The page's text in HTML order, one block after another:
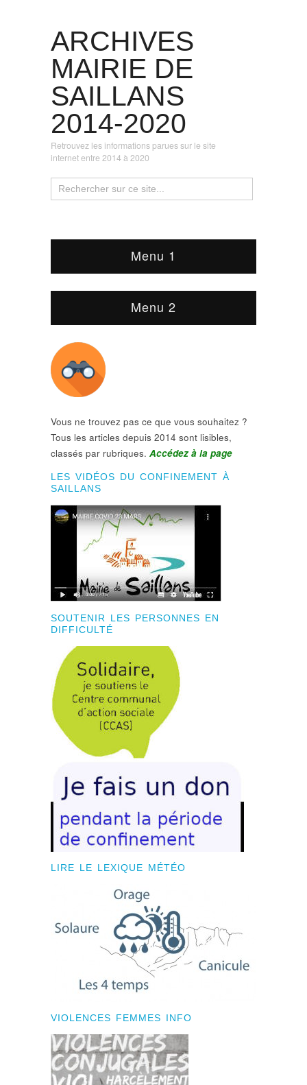
ARCHIVES
MAIRIE DE
SAILLANS
2014-2020
Retrouvez les informations parues sur le site
internet entre 2014 à 2020
Menu 1
Menu 2
Vous ne trouvez pas ce que vous souhaitez ?
Tous les articles depuis 2014 sont lisibles,
classés par rubriques. Accédez à la page
LES VIDÉOS DU CONFINEMENT À
SAILLANS
SOUTENIR LES PERSONNES EN
DIFFICULTÉ
LIRE LE LEXIQUE MÉTÉO
VIOLENCES FEMMES INFO